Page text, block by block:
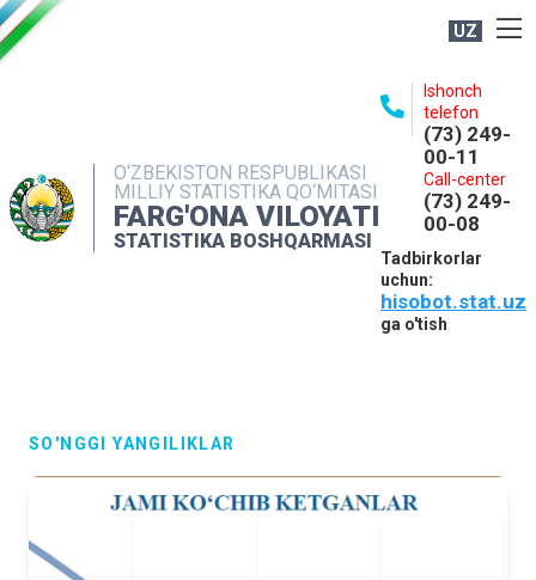
UZ
O‘ZBEKISTON RESPUBLIKASI
MILLIY STATISTIKA QO‘MITASI
FARG'ONA VILOYATI
STATISTIKA BOSHQARMASI
Ishonch
telefon
(73) 249-
00-11
Call-center
(73) 249-
00-08
Tadbirkorlar
uchun:
hisobot.stat.uz
ga o'tish
NASHRLAR
INTERAKTIV XIZMATLAR
MATBUOT XIZMATI
SO'NGGI YANGILIKLAR